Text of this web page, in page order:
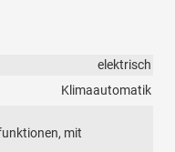
elektrisch
Klimaautomatik
mit